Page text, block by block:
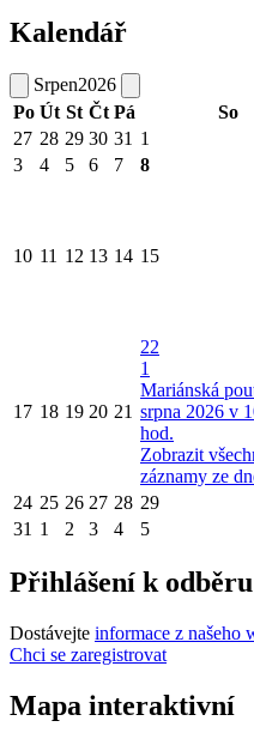
Kalendář
Srpen2026
Po Út St Čt Pá So
27 28 29 30 31 1
3
4 5 6 7 8
10 11 12 13 14 15
17 18 19 20 21
22
1
Mariánská
srpna 2026 v
hod.
Zobrazit
záznamy ze
24 25 26 27 28 29
31 1 2 3 4 5
Přihlášení k
Dostávejte informace z našeho
Chci se zaregistrovat
Mapa interaktivní